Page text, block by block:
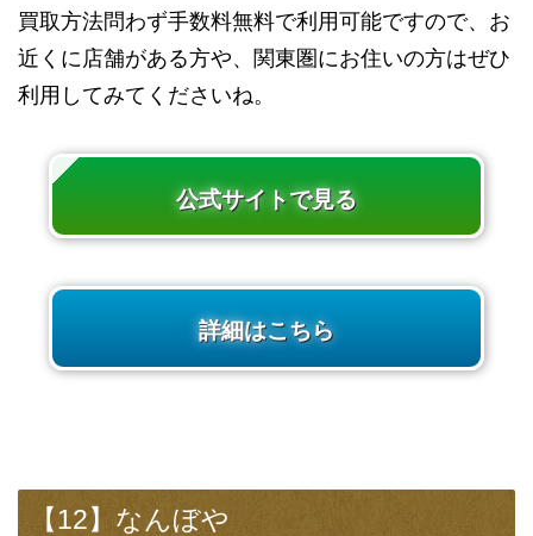
買取方法問わず手数料無料で利用可能ですので、お
近くに店舗がある方や、関東圏にお住いの方はぜひ
利用してみてくださいね。
公式サイトで見る
詳細はこちら
【12】なんぼや